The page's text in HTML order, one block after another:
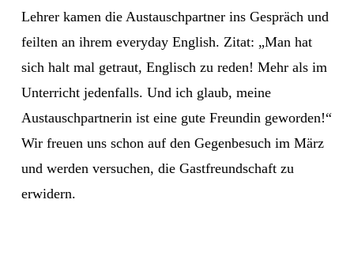
Lehrer kamen die Austauschpartner ins Gespräch und
feilten an ihrem everyday English. Zitat: „Man hat
sich halt mal getraut, Englisch zu reden! Mehr als im
Unterricht jedenfalls. Und ich glaub, meine
Austauschpartnerin ist eine gute Freundin geworden!“
Wir freuen uns schon auf den Gegenbesuch im März
und werden versuchen, die Gastfreundschaft zu
erwidern.